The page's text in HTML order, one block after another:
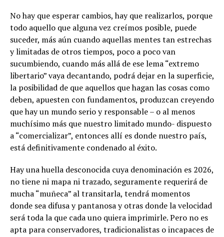
No hay que esperar cambios, hay que realizarlos, porque
todo aquello que alguna vez creímos posible, puede
suceder, más aún cuando aquellas mentes tan estrechas
y limitadas de otros tiempos, poco a poco van
sucumbiendo, cuando más allá de ese lema “extremo
libertario” vaya decantando, podrá dejar en la superficie,
la posibilidad de que aquellos que hagan las cosas como
deben, apuesten con fundamentos, produzcan creyendo
que hay un mundo serio y responsable – o al menos
muchísimo más que nuestro limitado mundo- dispuesto
a “comercializar”, entonces allí es donde nuestro país,
está definitivamente condenado al éxito.
Hay una huella desconocida cuya denominación es 2026,
no tiene ni mapa ni trazado, seguramente requerirá de
mucha “muñeca” al transitarla, tendrá momentos
donde sea difusa y pantanosa y otras donde la velocidad
será toda la que cada uno quiera imprimirle. Pero no es
apta para conservadores, tradicionalistas o incapaces de